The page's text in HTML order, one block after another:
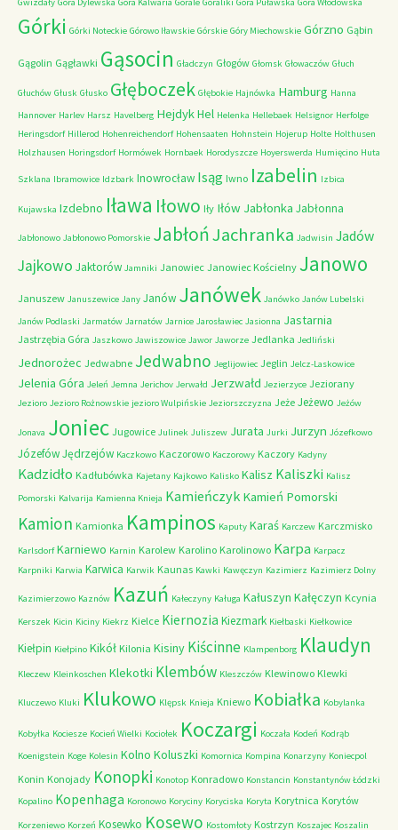
Górki Górki Noteckie Górowo Iławskie Górskie Góry Miechowskie Górzno Gąbin
Gągolin Gągławki Gąsocin Gładczyn Głogów Głomsk Głowaczów Głuch
Głuchów Głusk Głusko Głęboczek Głębokie Hajnówka Hamburg Hanna
Hannover Harlev Harsz Havelberg HejdykHel Helenka Hellebaek Helsignor Herfolge
Heringsdorf Hillerod Hohenreichendorf Hohensaaten Hohnstein Hojerup Holte Holthusen
Holzhausen Horingsdorf Hormówek Hornbaek Horodyszcze Hoyerswerda Humięcino Huta
Szklana Ibramowice Idzbark Inowrocław Isąg Iwno Izabelin Izbica
Kujawska Izdebno Iława Iłowo Iły Iłów Jabłonka Jabłonna
Jabłonowo Jabłonowo Pomorskie JabłońJachranka Jadwisin Jadów
Jajkowo Jaktorów Jamniki Janowiec Janowiec Kościelny Janowo
Januszew Januszewice Jany Janów Janówek Janówko Janów Lubelski
Janów Podlaski Jarmatów Jarnatów Jarnice Jarosławiec Jasionna Jastarnia
Jastrzębia Góra Jaszkowo Jawiszowice Jawor Jaworze Jedlanka Jedliński
Jednorożec Jedwabne Jedwabno Jeglijowiec Jeglin Jelcz-Laskowice
Jelenia Góra Jeleń Jemna Jerichov Jerwałd Jerzwałd Jezierzyce Jeziorany
Jezioro Jezioro Rożnowskie jezioro Wulpińskie Jeziorszczyzna Jeże Jeżewo Jeżów
Jonava Joniec Jugowice Julinek Juliszew Jurata Jurki Jurzyn Józefkowo
JózefówJędrzejów Kaczkowo Kaczorowo Kaczorowy Kaczory Kadyny
Kadzidło Kadłubówka Kajetany Kajkowo Kalisko Kalisz Kaliszki Kalisz
Pomorski Kalvarija Kamienna Knieja Kamieńczyk Kamień Pomorski
Kamion Kamionka Kampinos Kaputy Karaś Karczew Karczmisko
Karlsdorf Karniewo Karnin Karolew Karolino Karolinowo Karpa Karpacz
Karpniki Karwia Karwica Karwik Kaunas Kawki Kawęczyn Kazimierz Kazimierz Dolny
Kazimierzowo Kaznów Kazuń Kałeczyny Kaługa Kałuszyn Kałęczyn Kcynia
Kerszek Kicin Kiciny Kiekrz Kielce Kiernozia Kiezmark Kiełbaski Kiełkowice
Kiełpin Kiełpino Kikół Kilonia Kisiny Kiścinne Klampenborg Klaudyn
Kleczew Kleinkoschen Klekotki Klembów Kleszczów Klewinowo Klewki
Kluczewo Kluki Klukowo Klępsk Knieja Kniewo Kobiałka Kobylanka
Kobyłka Kociesze Kocień Wielki Kociołek Koczargi Koczała Kodeń Kodrąb
Koenigstein Koge Kolesin Kolno Koluszki Komornica Kompina Konarzyny Koniecpol
Konin Konojady Konopki Konotop Konradowo Konstancin Konstantynów Łódzki
Kopalino Kopenhaga Koronowo Koryciny Koryciska Koryta Korytnica Korytów
Korzeniewo Korzeń Kosewko Kosewo Kostomłoty Kostrzyn Koszajec Koszalin